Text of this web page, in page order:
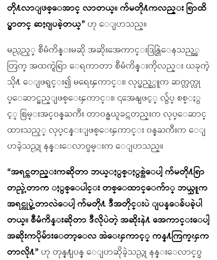
တို႔လာျဖစ္ေအာင္ လာတယ္။ က်မတို႔ကလည္း ရြာထိ
ပ္မွာတင္ ဆႏၵျပခဲ့တယ္” ဟု ေျပာသည္။
မည္သည့္ စီမံကိန္းမဆို အဆိုးအေကာင္းဒြန္တြဲေနသည့္အ
တြက္ အထက္ရဲရြာ ေရကာတာ စီမံကိန္းကိုလည္း ယခုကဲ့
သို႔ ေျဖရွင္း၍ မရေၾကာင္း၊ လုပ္မည့္သူက ဆက္လက္လု
ပ္ေဆာင္မည္ျဖစ္ေၾကာင္း၊ ၎အေနျဖင့္ လွ်ပ္ စစ္ႏွ
င့္ စြမ္းအင္၀န္ႀကီး တာ၀န္မယူခင္ကတည္းက လုပ္ေဆာင္
ထားသည့္ လုပ္ငန္းျဖစ္ေၾကာင္း ၀န္ႀကီးက ေျ
ပာခဲ့သည္ဟု နန္းေလာ၀္ခမ္းက ေျပာသည္။
“အရင္ကတည္းကဆိုတာ ဘယ္ႏွစ္ႏွစ္လဲေပါ့ က်မတို႔ရြာ
တည္ခဲ့တာက ႏွစ္ေပါင္း တစ္ေထာင္ေက်ာ္ ဘယ္သူက
အရင္လုပ္ခဲ့တာလဲေပါ့ က်မတို႔ ဒီအတိုင္းပဲ ျပန္ေခ်ပခဲ့ပါ
တယ္။ စီမံကိန္းဆိုတာ ဒီလိုပဲတဲ့ အဆိုးနဲ႔ အေကာင္းေပါ့
အဆိုးကပိုမ်ားေတာ့ေလ အဲေၾကာင့္ ကန္႔ကြက္ၾက
တာလို႔” ဟု တုန္႔ျပန္ ေျပာဆိုခဲ့သည္ဟု နန္းေလာင္၀္ခ